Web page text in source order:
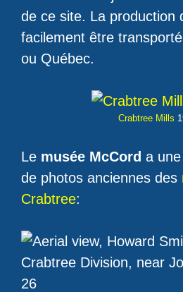
de ce site. La production
facilement être
ou Québec.
Crabtree Mills
Le musée McCord a
de photos anciennes des
Crabtree: